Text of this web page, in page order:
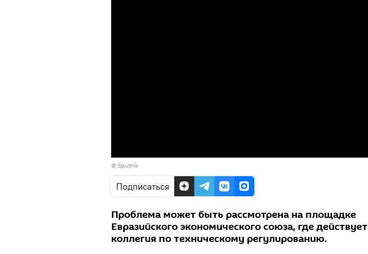
© Sputnik
Подписаться
Проблема может быть рассмотрена на площадке
Евразийского экономического союза, где действует
коллегия по техническому регулированию.